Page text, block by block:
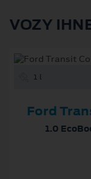
VOZY
1 l
Ford
1.0